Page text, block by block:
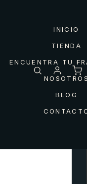
tu próxima
INICIO
TIENDA
ENCUENTRA TU
BLOG
RED MEN